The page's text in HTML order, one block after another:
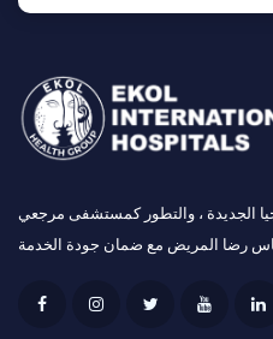
الجديدة ، والتطور كمستشفى مرجعي
رضا المريض مع ضمان جودة الخدمة